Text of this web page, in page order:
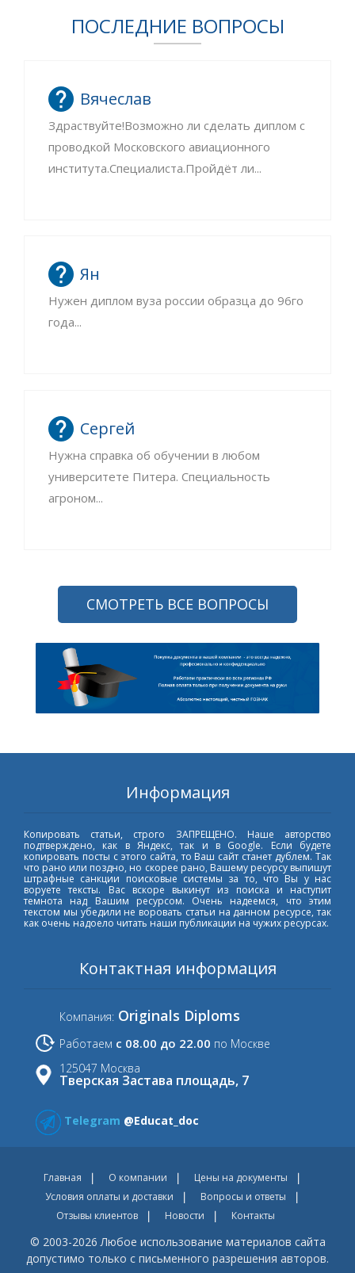
ПОСЛЕДНИЕ ВОПРОСЫ
Вячеслав
Здраствуйте!Возможно ли сделать диплом с
проводкой Московского авиационного
института.Специалиста.Пройдёт ли...
Ян
Нужен диплом вуза россии образца до 96го
года...
Сергей
Нужна справка об обучении в любом
университете Питера. Специальность
агроном...
СМОТРЕТЬ ВСЕ ВОПРОСЫ
Информация
Копировать статьи, строго ЗАПРЕЩЕНО. Наше авторство
подтверждено, как в Яндекс, так и в Google. Если будете
копировать посты с этого сайта, то Ваш сайт станет дублем. Так
что рано или поздно, но скорее рано, Вашему ресурсу выпишут
штрафные санкции поисковые системы за то, что Вы у нас
воруете тексты. Вас вскоре выкинут из поиска и наступит
темнота над Вашим ресурсом. Очень надеемся, что этим
текстом мы убедили не воровать статьи на данном ресурсе, так
как очень надоело читать наши публикации на чужих ресурсах.
Контактная информация
Компания: Originals Diploms
Работаем с 08.00 до 22.00 по Москве
125047 Москва
Тверская Застава площадь, 7
Telegram @Educat_doc
Главная О компании
Цены на документы
Условия оплаты и доставки
Вопросы и ответы
Отзывы клиентов
Новости Контакты
© 2003-2026 Любое использование материалов сайта
допустимо только с письменного разрешения авторов.